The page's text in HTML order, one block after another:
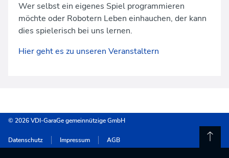
Wer selbst ein eigenes Spiel programmieren
möchte oder Robotern Leben einhauchen, der kann
dies spielerisch bei uns lernen.
Hier geht es zu unseren Veranstaltern
© 2026 VDI-GaraGe gemeinnützige GmbH
Datenschutz Impressum AGB